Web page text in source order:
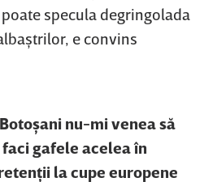
specula degringolada
e convins
nu-mi venea să
gafele acelea în
la cupe europene